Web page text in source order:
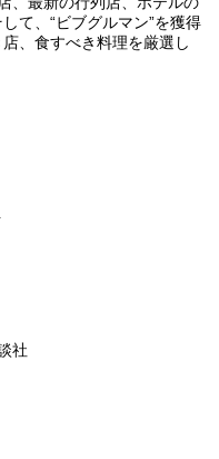
て、“ビブグルマン”を獲得
、食すべき料理を厳選し
社